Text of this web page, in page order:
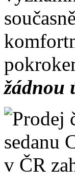
žádnou